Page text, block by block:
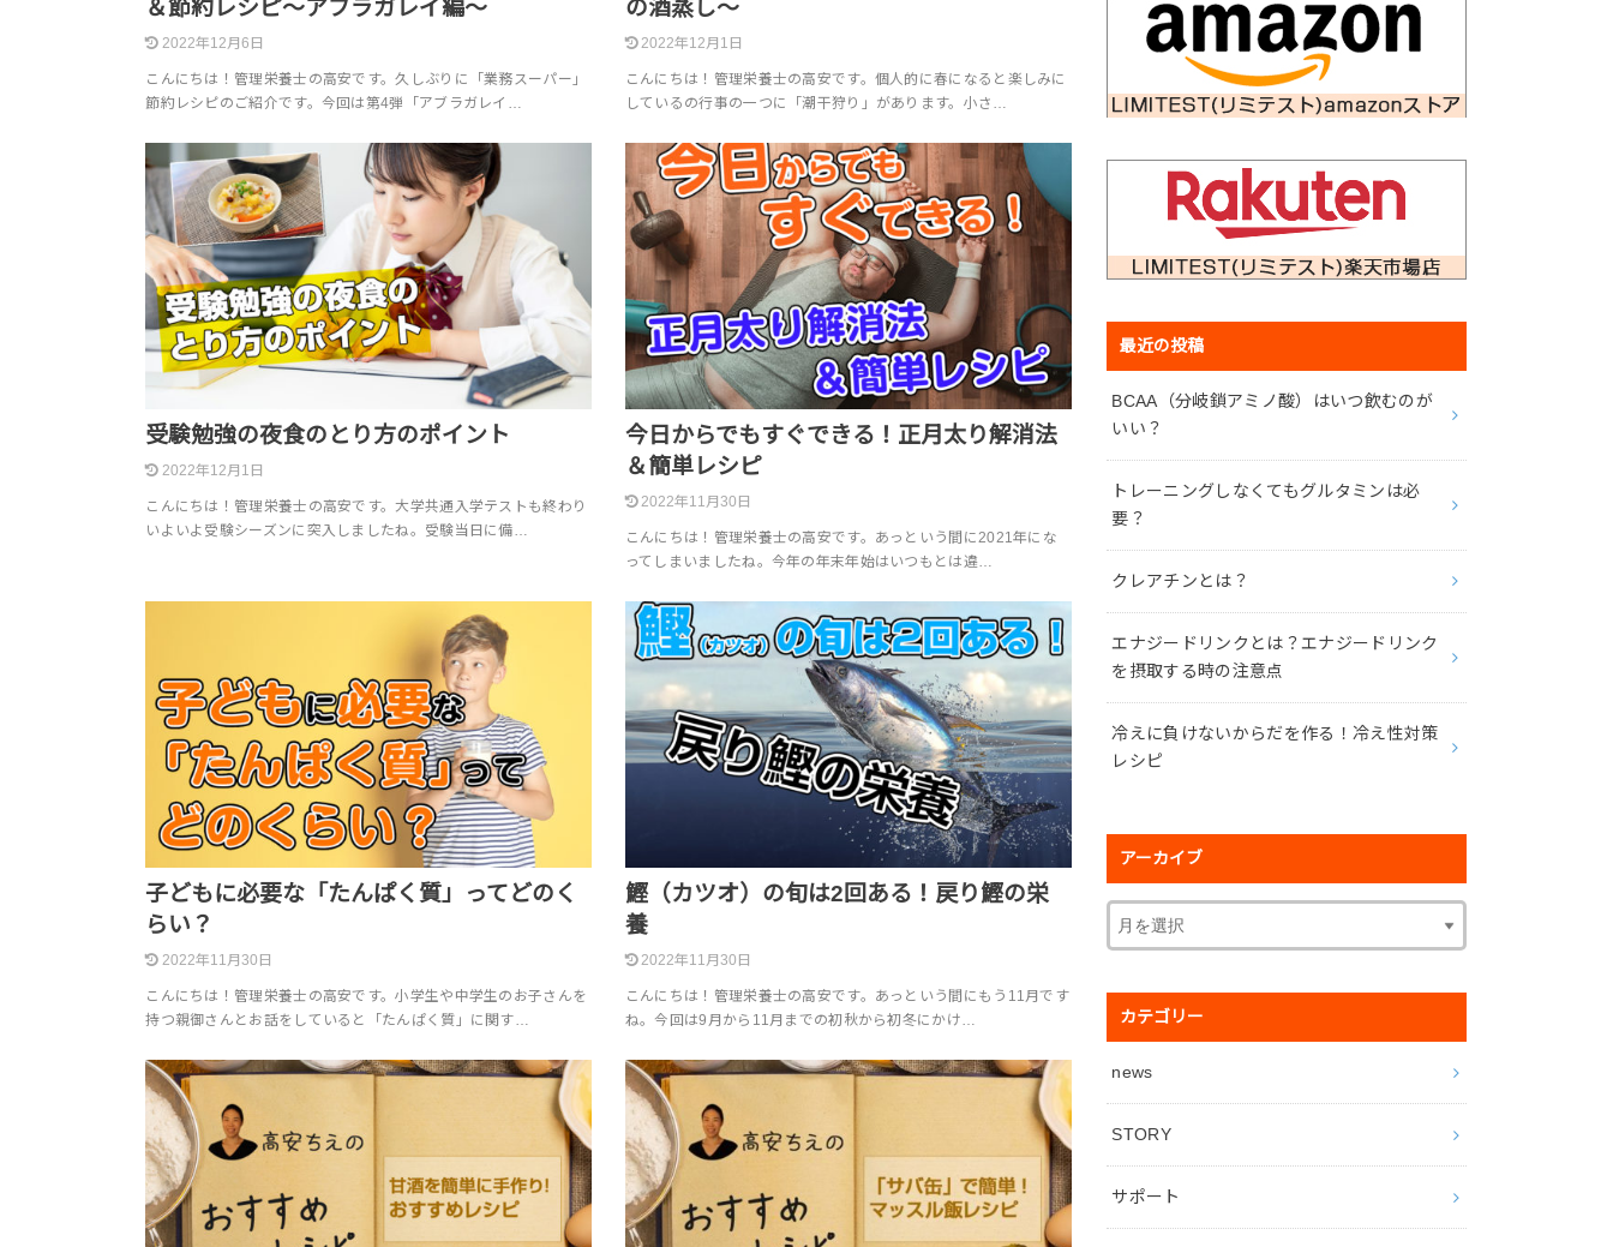
＆節約レシピ〜アブラガレイ編〜
2022年12月6日
こんにちは！管理栄養士の高安です。久しぶりに「業務スーパー」
節約レシピのご紹介です。今回は第4弾「アブラガレイ…
の酒蒸し〜
2022年12月1日
こんにちは！管理栄養士の高安です。個人的に春になると楽しみに
しているの行事の一つに「潮干狩り」があります。小さ…
受験勉強の夜食のとり方のポイント
2022年12月1日
こんにちは！管理栄養士の高安です。大学共通入学テストも終わり
いよいよ受験シーズンに突入しましたね。受験当日に備…
今日からでもすぐできる！正月太り解消法
＆簡単レシピ
2022年11月30日
こんにちは！管理栄養士の高安です。あっという間に2021年にな
ってしまいましたね。今年の年末年始はいつもとは違…
子どもに必要な「たんぱく質」ってどのく
らい？
2022年11月30日
こんにちは！管理栄養士の高安です。小学生や中学生のお子さんを
持つ親御さんとお話をしていると「たんぱく質」に関す…
鰹（カツオ）の旬は2回ある！戻り鰹の栄
養
2022年11月30日
こんにちは！管理栄養士の高安です。あっという間にもう11月です
ね。今回は9月から11月までの初秋から初冬にかけ…
最近の投稿
BCAA（分岐鎖アミノ酸）はいつ飲むのが
いい？
トレーニングしなくてもグルタミンは必
要？
クレアチンとは？
エナジードリンクとは？エナジードリンク
を摂取する時の注意点
冷えに負けないからだを作る！冷え性対策
レシピ
アーカイブ
カテゴリー
news
STORY
サポート